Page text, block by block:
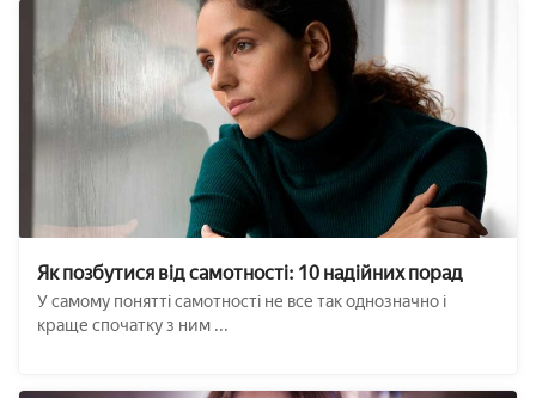
Як позбутися від самотності: 10 надійних порад
У самому понятті самотності не все так однозначно і
краще спочатку з ним ...